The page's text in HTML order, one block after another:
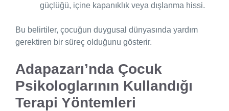
güçlüğü, içine kapanıklık veya dışlanma hissi.
Bu belirtiler, çocuğun duygusal dünyasında yardım
gerektiren bir süreç olduğunu gösterir.
Adapazarı’nda Çocuk
Psikologlarının Kullandığı
Terapi Yöntemleri